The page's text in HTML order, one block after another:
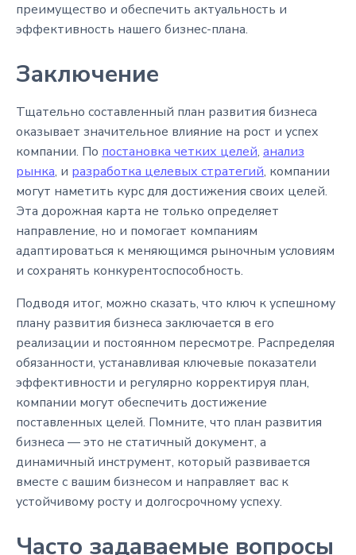
преимущество и обеспечить актуальность и
эффективность нашего бизнес-плана.
Заключение
Тщательно составленный план развития бизнеса
оказывает значительное влияние на рост и успех
компании. По постановка четких целей, анализ
рынка, и разработка целевых стратегий, компании
могут наметить курс для достижения своих целей.
Эта дорожная карта не только определяет
направление, но и помогает компаниям
адаптироваться к меняющимся рыночным условиям
и сохранять конкурентоспособность.
Подводя итог, можно сказать, что ключ к успешному
плану развития бизнеса заключается в его
реализации и постоянном пересмотре. Распределяя
обязанности, устанавливая ключевые показатели
эффективности и регулярно корректируя план,
компании могут обеспечить достижение
поставленных целей. Помните, что план развития
бизнеса — это не статичный документ, а
динамичный инструмент, который развивается
вместе с вашим бизнесом и направляет вас к
устойчивому росту и долгосрочному успеху.
Часто задаваемые вопросы